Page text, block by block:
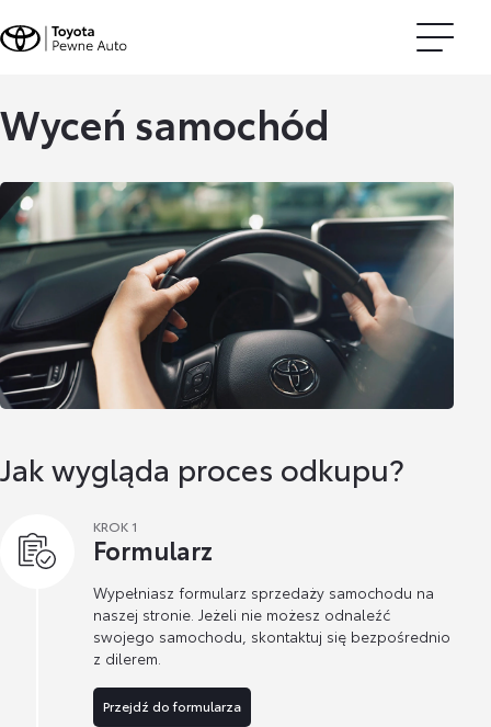
Wyceń samochód
Jak wygląda proces odkupu?
KROK 1
Formularz
Wypełniasz formularz sprzedaży samochodu na
naszej stronie. Jeżeli nie możesz odnaleźć
swojego samochodu, skontaktuj się bezpośrednio
z dilerem.
Przejdź do formularza